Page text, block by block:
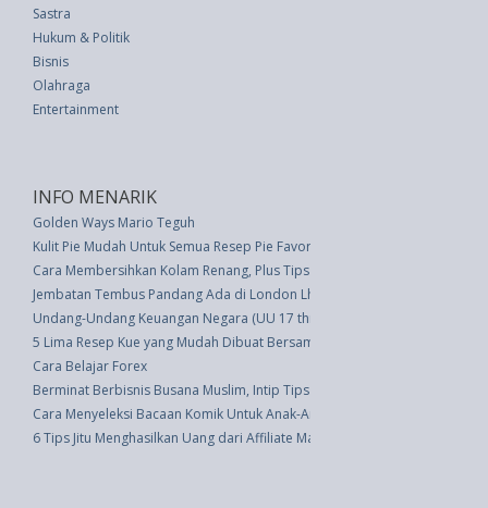
Sastra
Hukum & Politik
Bisnis
Olahraga
Entertainment
INFO MENARIK
Golden Ways Mario Teguh
Kulit Pie Mudah Untuk Semua Resep Pie Favorit Anda
Cara Membersihkan Kolam Renang, Plus Tips Perawatan yang Wajib
Jembatan Tembus Pandang Ada di London Lho!
Undang-Undang Keuangan Negara (UU 17 thn 2003)
5 Lima Resep Kue yang Mudah Dibuat Bersama si Kecil
Cara Belajar Forex
Berminat Berbisnis Busana Muslim, Intip Tips Ini
Cara Menyeleksi Bacaan Komik Untuk Anak-Anak
6 Tips Jitu Menghasilkan Uang dari Affiliate Marketing